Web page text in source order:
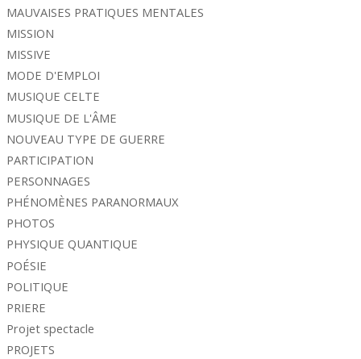
MAUVAISES PRATIQUES MENTALES
MISSION
MISSIVE
MODE D'EMPLOI
MUSIQUE CELTE
MUSIQUE DE L'ÂME
NOUVEAU TYPE DE GUERRE
PARTICIPATION
PERSONNAGES
PHÉNOMÈNES PARANORMAUX
PHOTOS
PHYSIQUE QUANTIQUE
POÉSIE
POLITIQUE
PRIERE
Projet spectacle
PROJETS